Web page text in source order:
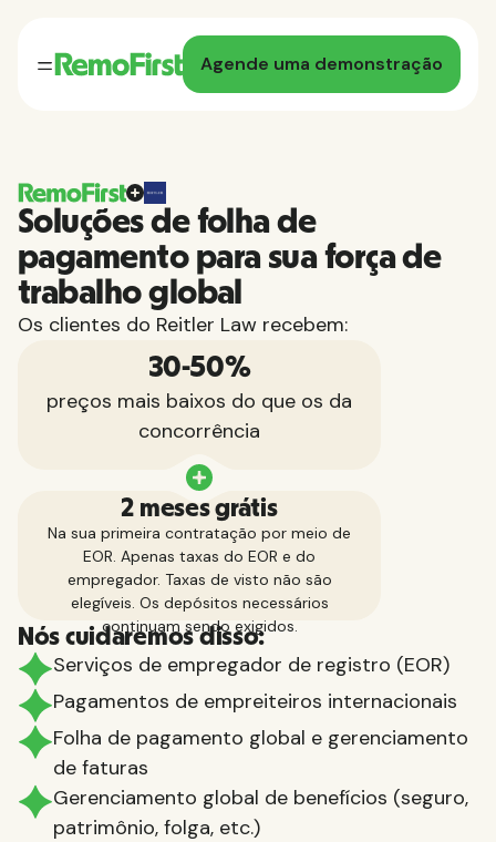
Agende uma demonstração
Soluções de folha de
pagamento para sua força de
trabalho global
Os clientes do Reitler Law recebem:
30-50%
preços mais baixos do que os da
concorrência
2 meses grátis
Na sua primeira contratação por meio de
EOR. Apenas taxas do EOR e do
empregador. Taxas de visto não são
elegíveis. Os depósitos necessários
continuam sendo exigidos.
Nós cuidaremos disso:
Serviços de empregador de registro (EOR)
Pagamentos de empreiteiros internacionais
Folha de pagamento global e gerenciamento
de faturas
Gerenciamento global de benefícios (seguro,
patrimônio, folga, etc.)